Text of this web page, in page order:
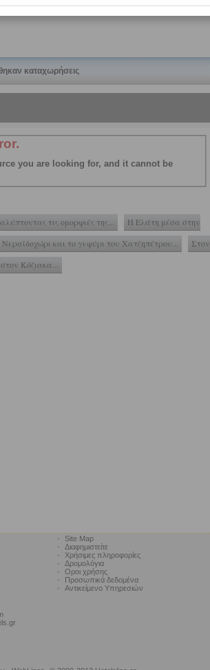
τις ομορφιές της...
Η Ελάτη μέσα στην
και το γεφύρι του Χατζηπέτρου...
Στον
Κόζιακα...
Site Map
Διαφημιστείτε
Χρήσιμες πληροφορίες
Δρομολόγια
Οροι χρήσης
Προσωπικά δεδομένα
Αντικείμενο Υπηρεσιών